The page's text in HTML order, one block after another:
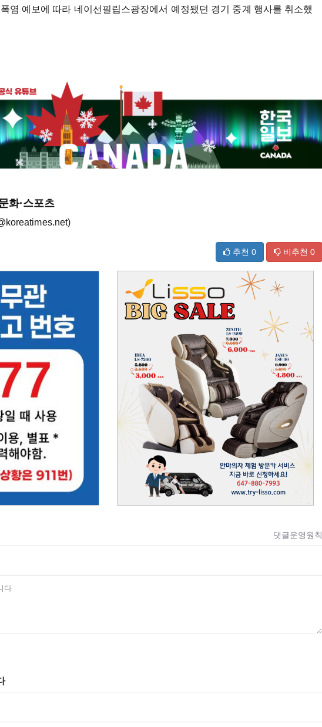
염 예보에 따라 네이선필립스광장에서 예정됐던 경기 중계 행사를 취소했
화·스포츠
추천 0 비추천 0
댓글운영원칙
다